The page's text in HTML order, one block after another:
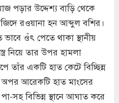
পড়ার উদ্দেশ্য বাড়ি থেকে
রওয়ানা হন আব্দুল বশির।
ওঁৎ পেতে থাকা স্থানীয়
নিয়ে তার উপর হামলা
তাঁর একটি হাত কেটে বিচ্ছিন্ন
অপর আরেকটি হাত মাংসের
সহ বিভিন্ন স্থানে আঘাত করে